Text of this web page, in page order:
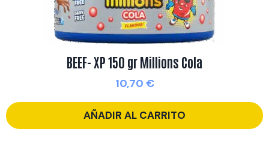
BEEF- XP 150 gr Millions Cola
10,70 €
AÑADIR AL CARRITO